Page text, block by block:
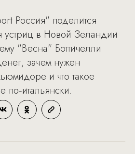
Россия" поделится
устриц в Новой Зеландии
"Весна" Боттичелли
зачем нужен
и что такое